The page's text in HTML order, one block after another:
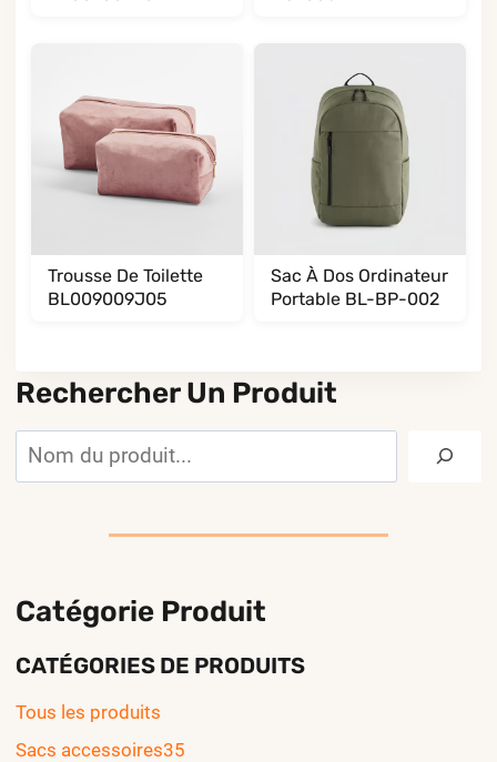
Trousse De Toilette
BL009009J05
Sac À Dos Ordinateur
Portable BL-BP-002
Rechercher Un Produit
Rechercher
Catégorie Produit
CATÉGORIES DE PRODUITS
Tous les produits
Sacs accessoires35